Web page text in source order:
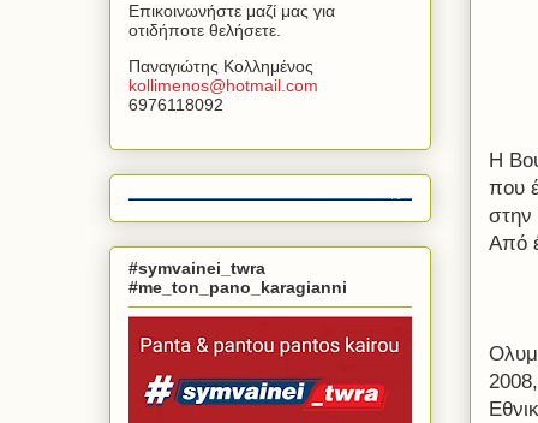
H
που
στην
Από
Επικοινωνήστε μαζί μας για
οτιδήποτε θελήσετε.
Παναγιώτης Κολλημένος
kollimenos@hotmail com
6976118092
#symvainei_twra
#me_ton_pano_karagianni